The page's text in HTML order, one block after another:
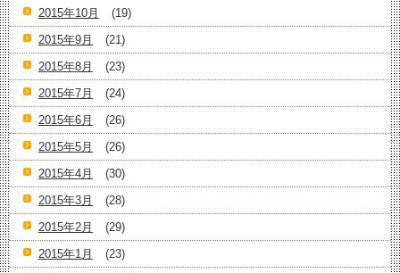
2015年10月
(19)
2015年9月
(21)
2015年8月
(23)
2015年7月
(24)
2015年6月
(26)
2015年5月
(26)
2015年4月
(30)
2015年3月
(28)
2015年2月
(29)
2015年1月
(23)